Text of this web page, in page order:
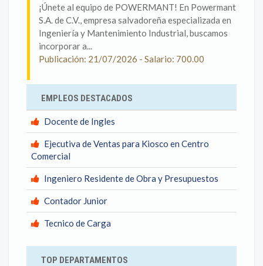
¡Únete al equipo de POWERMANT! En Powermant
S.A. de C.V., empresa salvadoreña especializada en
Ingeniería y Mantenimiento Industrial, buscamos
incorporar a...
Publicación: 21/07/2026 - Salario: 700.00
EMPLEOS DESTACADOS
Docente de Ingles
Ejecutiva de Ventas para Kiosco en Centro
Comercial
Ingeniero Residente de Obra y Presupuestos
Contador Junior
Tecnico de Carga
TOP DEPARTAMENTOS